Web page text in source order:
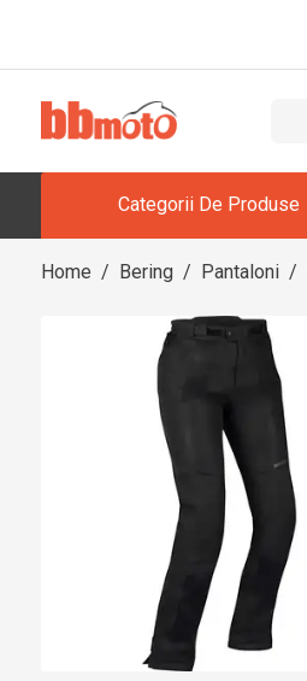
Categorii De Produse
Home / Bering / Pantaloni /